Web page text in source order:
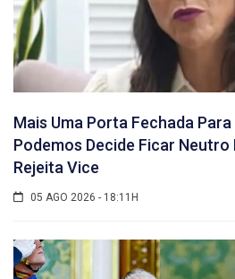
Mais Uma Porta Fechada
Podemos Decide Ficar Neutro
Rejeita Vice
05 AGO 2026 - 18:11H